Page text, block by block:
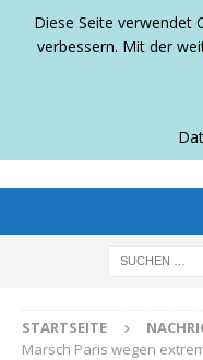
BERLINS
STARTSEITE
Marsch Paris wegen
Diese Seite verwendet
verbessern. Mit der